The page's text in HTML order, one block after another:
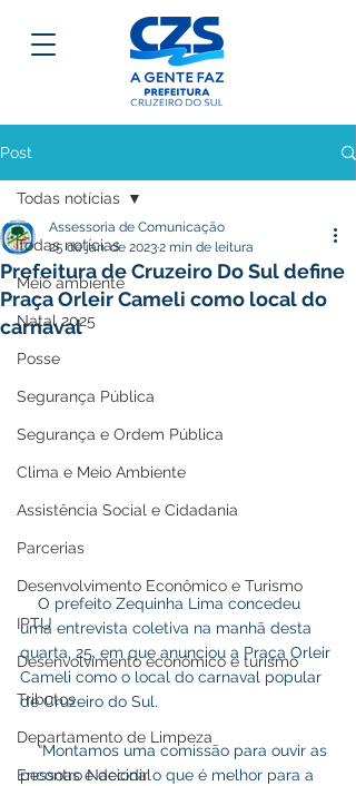
Post
Todas notícias
Meio ambiente
Natal 2025
Posse
Segurança Pública
Segurança e Ordem Pública
Clima e Meio Ambiente
Assistência Social e Cidadania
Parcerias
Desenvolvimento Econômico e Turismo
IPTU
Desenvolvimento econômico e turismo
Tributos
Departamento de Limpeza
Encontro Nacional
Todas notícias
Prefeitura de Cruzeiro Do Sul define
Praça Orleir Cameli como local do
carnaval
Assessoria de Comunicação
25 de jan. de 20232 min de leitura
uma entrevista coletiva na manhã desta
quarta, 25, em que anunciou a Praça Orleir
Cameli como o local do carnaval popular
de Cruzeiro do Sul.
pessoas e decidir o que é melhor para a